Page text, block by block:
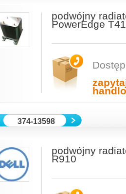
podwójny
PowerEdge
374-13598
podwójny
R910